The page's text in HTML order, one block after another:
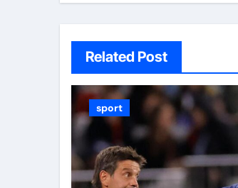
Related Post
sport